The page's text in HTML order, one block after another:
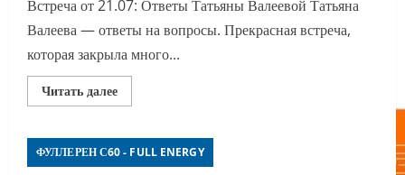
Встреча от 21.07: Ответы Татьяны Валеевой Татьяна
Валеева — ответы на вопросы. Прекрасная встреча,
которая закрыла много...
Читать далееПрочитать
больше
Татьяны
Валеевой:
Итоги
ФУЛЛЕРЕН С60 - FULL ENERGY